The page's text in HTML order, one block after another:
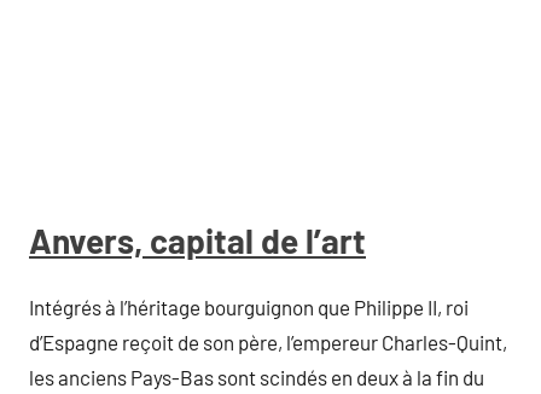
Anvers, capital de l’art
Intégrés à l’héritage bourguignon que Philippe II, roi
d’Espagne reçoit de son père, l’empereur Charles-Quint,
les anciens Pays-Bas sont scindés en deux à la fin du